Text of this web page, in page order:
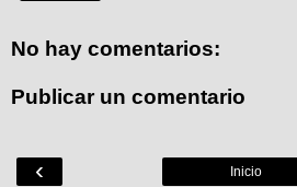
No hay comentarios:
Publicar un comentario
‹ Inicio